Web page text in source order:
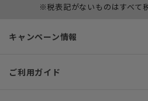
※税表記がないものはすべて
キャンペーン情報
ご利用ガイド